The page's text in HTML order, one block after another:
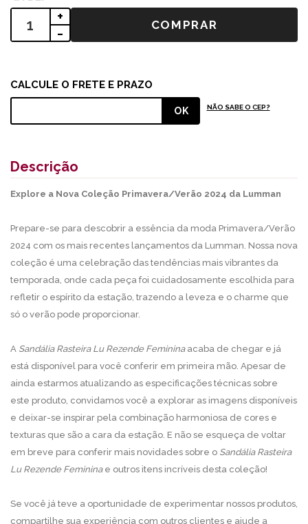
+
-
NÃO SABE O CEP?
Descrição
Explore a Nova Coleção Primavera/Verão 2024 da Lumman
Prepare-se para descobrir a essência da moda Primavera/Verão
2024 com os mais recentes lançamentos da Lumman. Nossa nova
coleção é uma celebração das tendências mais vibrantes da
temporada, onde cada peça foi cuidadosamente escolhida para
refletir o espírito da estação, trazendo a leveza e o charme que
só o verão pode proporcionar.
A Sandália Rasteira Lu Rezende Femininaacaba de chegar e já
está disponível para você conferir em primeira mão. Apesar de
ainda estarmos atualizando as especificações técnicas sobre
este produto, convidamos você a explorar as imagens disponíveis
e deixar-se inspirar pela combinação harmoniosa de cores e
texturas que são a cara da estação. E não se esqueça de voltar
em breve para conferir mais novidades sobre o Sandália Rasteira
Lu Rezende Femininae outros itens incríveis desta coleção!
Se você já teve a oportunidade de experimentar nossos produtos,
compartilhe sua experiência com outros clientes e ajude a